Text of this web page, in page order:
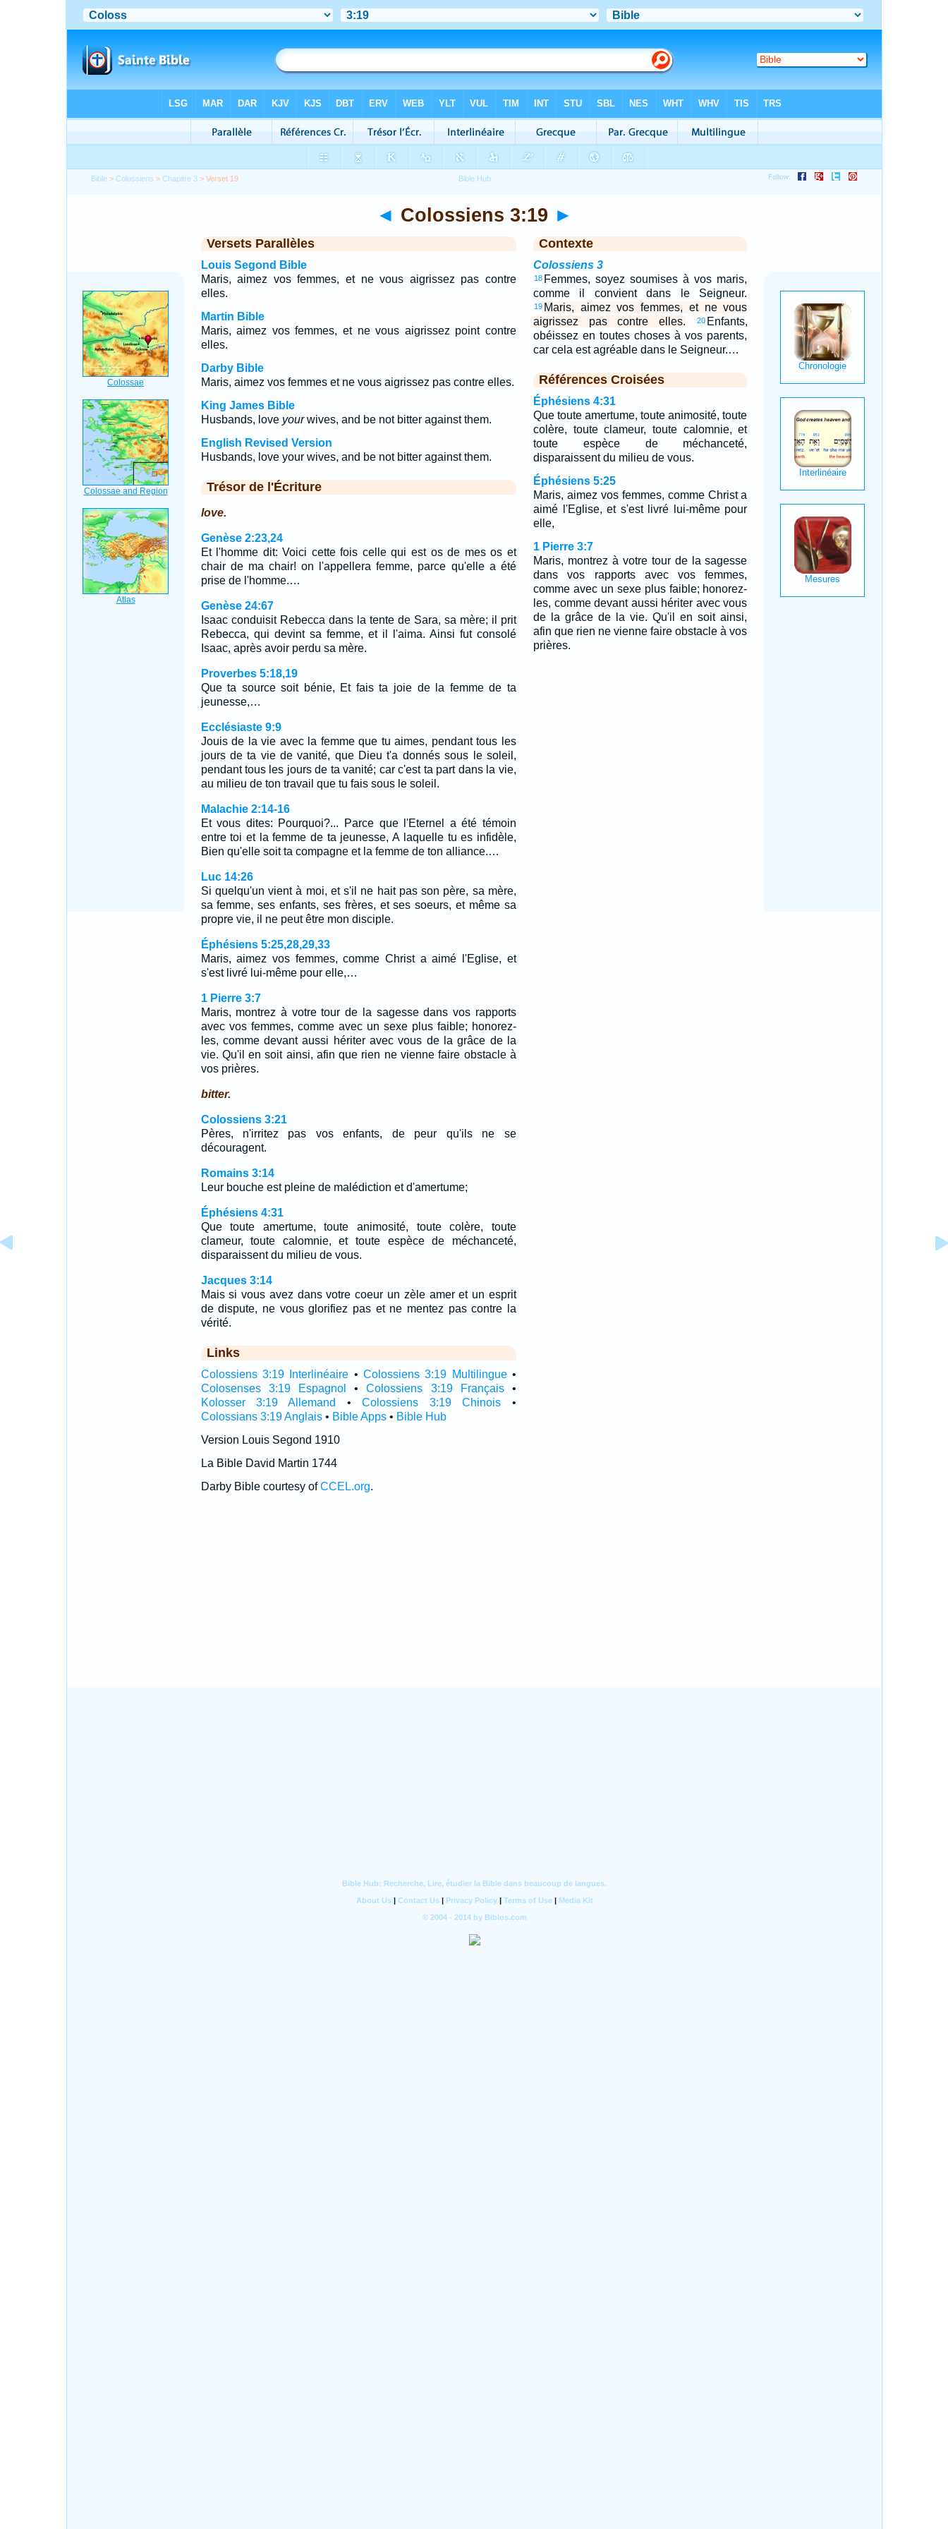
Bible >Colossiens >Chapitre 3 > Verset 19
◄ Colossiens 3:19 ►
Versets Parallèles
Louis Segond Bible
Maris, aimez vos femmes, et ne vous aigrissez pas contre
elles.
Martin Bible
Maris, aimez vos femmes, et ne vous aigrissez point contre
elles.
Darby Bible
Maris, aimez vos femmes et ne vous aigrissez pas contre elles.
King James Bible
Husbands, love yourwives, and be not bitter against them.
English Revised Version
Husbands, love your wives, and be not bitter against them.
Trésor de l'Écriture
love.
Genèse 2:23,24
Et l'homme dit: Voici cette fois celle qui est os de mes os et
chair de ma chair! on l'appellera femme, parce qu'elle a été
prise de l'homme.…
Genèse 24:67
Isaac conduisit Rebecca dans la tente de Sara, sa mère; il prit
Rebecca, qui devint sa femme, et il l'aima. Ainsi fut consolé
Isaac, après avoir perdu sa mère.
Proverbes 5:18,19
Que ta source soit bénie, Et fais ta joie de la femme de ta
jeunesse,…
Ecclésiaste 9:9
Jouis de la vie avec la femme que tu aimes, pendant tous les
jours de ta vie de vanité, que Dieu t'a donnés sous le soleil,
pendant tous les jours de ta vanité; car c'est ta part dans la vie,
au milieu de ton travail que tu fais sous le soleil.
Malachie 2:14-16
Et vous dites: Pourquoi?... Parce que l'Eternel a été témoin
entre toi et la femme de ta jeunesse, A laquelle tu es infidèle,
Bien qu'elle soit ta compagne et la femme de ton alliance.…
Luc 14:26
Si quelqu'un vient à moi, et s'il ne hait pas son père, sa mère,
sa femme, ses enfants, ses frères, et ses soeurs, et même sa
propre vie, il ne peut être mon disciple.
Éphésiens 5:25,28,29,33
Maris, aimez vos femmes, comme Christ a aimé l'Eglise, et
s'est livré lui-même pour elle,…
1 Pierre 3:7
Maris, montrez à votre tour de la sagesse dans vos rapports
avec vos femmes, comme avec un sexe plus faible; honorez-
les, comme devant aussi hériter avec vous de la grâce de la
vie. Qu'il en soit ainsi, afin que rien ne vienne faire obstacle à
vos prières.
bitter.
Colossiens 3:21
Pères, n'irritez pas vos enfants, de peur qu'ils ne se
découragent.
Romains 3:14
Leur bouche est pleine de malédiction et d'amertume;
Éphésiens 4:31
Que toute amertume, toute animosité, toute colère, toute
clameur, toute calomnie, et toute espèce de méchanceté,
disparaissent du milieu de vous.
Jacques 3:14
Mais si vous avez dans votre coeur un zèle amer et un esprit
de dispute, ne vous glorifiez pas et ne mentez pas contre la
vérité.
Links
Colossiens 3:19 Interlinéaire • Colossiens 3:19 Multilingue•
Colosenses 3:19 Espagnol
•Colossiens 3:19 Français•
Kolosser 3:19 Allemand
•Colossiens 3:19 Chinois •
Colossians 3:19 Anglais• Bible Apps• Bible Hub
Version Louis Segond 1910
La Bible David Martin 1744
Darby Bible courtesy ofCCEL.org.
Contexte
Colossiens 3
18 Femmes, soyez soumises à vos maris,
comme il convient dans le Seigneur.
19 Maris, aimez vos femmes, et ne vous
aigrissez pas contre elles.
20 Enfants,
obéissez en toutes choses à vos parents,
car cela est agréable dans le Seigneur.…
Références Croisées
Éphésiens 4:31
Que toute amertume, toute animosité, toute
colère, toute clameur, toute calomnie, et
toute espèce de méchanceté,
disparaissent du milieu de vous.
Éphésiens 5:25
Maris, aimez vos femmes, comme Christ a
aimé l'Eglise, et s'est livré lui-même pour
elle,
1 Pierre 3:7
Maris, montrez à votre tour de la sagesse
dans vos rapports avec vos femmes,
comme avec un sexe plus faible; honorez-
les, comme devant aussi hériter avec vous
de la grâce de la vie. Qu'il en soit ainsi,
afin que rien ne vienne faire obstacle à vos
prières.